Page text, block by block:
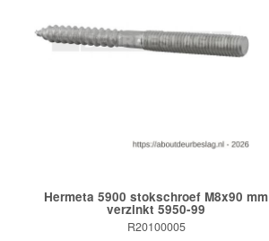
Hermeta 5900 stokschroef M8x90 mm
verzinkt 5950-99
R20100005